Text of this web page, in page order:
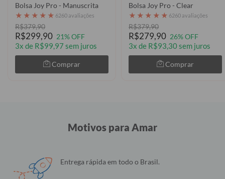
Bolsa Joy Pro - Manuscrita
★ ★ ★ ★ ★ 6260 avaliações
R$379,90
R$299,90 21% OFF
3x de R$99,97 sem juros
Comprar
Bolsa Joy Pro - Clear
★ ★ ★ ★ ★ 6260 avaliações
R$379,90
R$279,90 26% OFF
3x de R$93,30 sem juros
Comprar
Motivos para Amar
Entrega rápida em todo o Brasil.